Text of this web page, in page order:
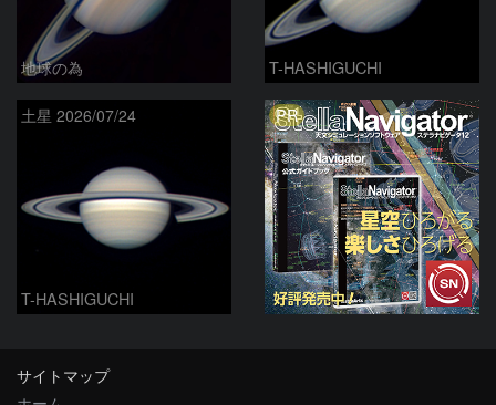
地球の為 T-HASHIGUCHI
土星 2026/07/24
T-HASHIGUCHI
PR
サイトマップ